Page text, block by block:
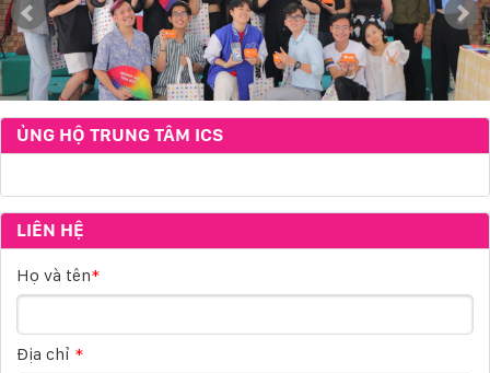
ỦNG HỘ TRUNG TÂM ICS
LIÊN HỆ
Họ và tên*
Địa chỉ *